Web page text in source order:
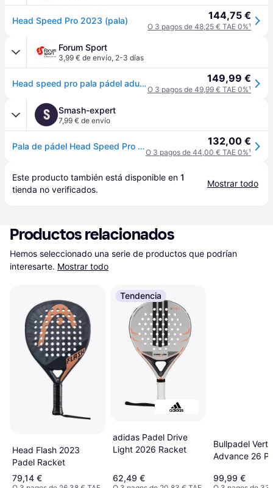
Head Speed Pro 2023 (pala) 144,75 €
O 3 pagos de 48,25 € TAE 0%¹
Forum Sport
3,99 € de envío, 2-3 días
Head speed pro pala pádel adulto - UNICA 149,99 €
O 3 pagos de 49,99 € TAE 0%¹
S Smash-expert
7,99 € de envío
Pala de pádel Head Speed Pro 2023 - Gris 132,00 €
O 3 pagos de 44,00 € TAE 0%¹
Este producto también está disponible en 1
tienda no verificados.
Mostrar todo
Productos relacionados
Hemos seleccionado una serie de productos que podrían
interesarte. Mostrar todo
Head Flash 2023
Padel Racket
79,14 €
Tendencia
adidas Padel Drive
Light 2026 Racket
62,49 €
Bullpadel
Advance 26
99,99 €